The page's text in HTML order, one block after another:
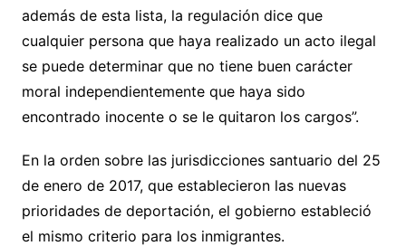
además de esta lista, la regulación dice que
cualquier persona que haya realizado un acto ilegal
se puede determinar que no tiene buen carácter
moral independientemente que haya sido
encontrado inocente o se le quitaron los cargos”.
En la orden sobre las jurisdicciones santuario del 25
de enero de 2017, que establecieron las nuevas
prioridades de deportación, el gobierno estableció
el mismo criterio para los inmigrantes.